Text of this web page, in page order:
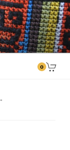
kodukoha pusad,
0